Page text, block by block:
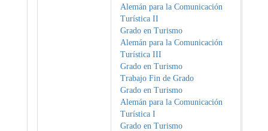
Alemán para la Comunicación
Turística II
Grado en Turismo
Alemán para la Comunicación
Turística III
Grado en Turismo
Trabajo Fin de Grado
Grado en Turismo
Alemán para la Comunicación
Turística I
Grado en Turismo